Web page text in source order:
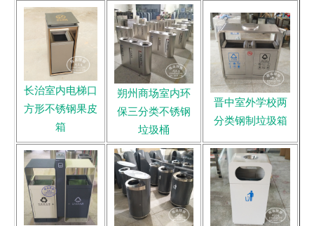
长治室内电梯口
方形不锈钢果皮
箱
朔州商场室内环
保三分类不锈钢
垃圾桶
晋中室外学校两
分类钢制垃圾箱